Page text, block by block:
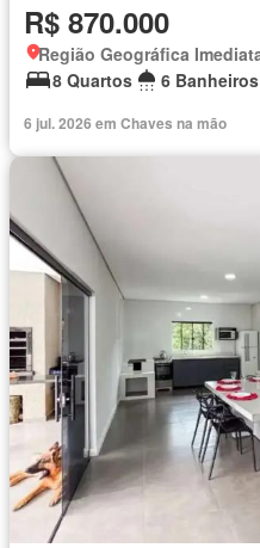
R$ 870.000
8 Quartos
6 Banheiros
6 jul. 2026 em Chaves na mão